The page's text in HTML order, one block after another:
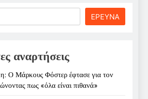
ΕΡΕΥΝΑ
αναρτήσεις
Ο Μάρκους Φόστερ έφτασε για τον
πως «όλα είναι πιθανά»